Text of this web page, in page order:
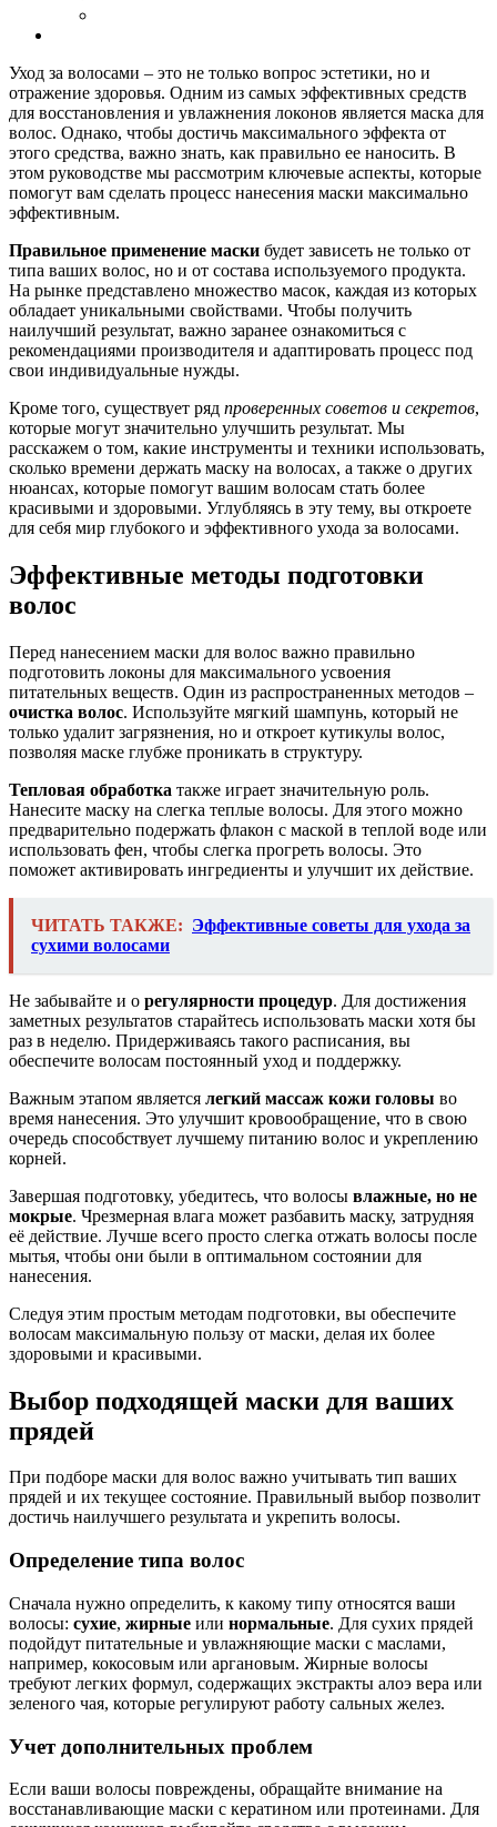
Уход за волосами – это не только вопрос эстетики, но и
отражение здоровья. Одним из самых эффективных средств
для восстановления и увлажнения локонов является маска для
волос. Однако, чтобы достичь максимального эффекта от
этого средства, важно знать, как правильно ее наносить. В
этом руководстве мы рассмотрим ключевые аспекты, которые
помогут вам сделать процесс нанесения маски максимально
эффективным.
Правильное применение маски будет зависеть не только от
типа ваших волос, но и от состава используемого продукта.
На рынке представлено множество масок, каждая из которых
обладает уникальными свойствами. Чтобы получить
наилучший результат, важно заранее ознакомиться с
рекомендациями производителя и адаптировать процесс под
свои индивидуальные нужды.
Кроме того, существует ряд проверенных советов и секретов,
которые могут значительно улучшить результат. Мы
расскажем о том, какие инструменты и техники использовать,
сколько времени держать маску на волосах, а также о других
нюансах, которые помогут вашим волосам стать более
красивыми и здоровыми. Углубляясь в эту тему, вы откроете
для себя мир глубокого и эффективного ухода за волосами.
Эффективные методы подготовки
волос
Перед нанесением маски для волос важно правильно
подготовить локоны для максимального усвоения
питательных веществ. Один из распространенных методов –
очистка волос. Используйте мягкий шампунь, который не
только удалит загрязнения, но и откроет кутикулы волос,
позволяя маске глубже проникать в структуру.
Тепловая обработка также играет значительную роль.
Нанесите маску на слегка теплые волосы. Для этого можно
предварительно подержать флакон с маской в теплой воде или
использовать фен, чтобы слегка прогреть волосы. Это
поможет активировать ингредиенты и улучшит их действие.
ЧИТАТЬ ТАКЖЕ: Эффективные советы для ухода за
сухими волосами
Не забывайте и о регулярности процедур. Для достижения
заметных результатов старайтесь использовать маски хотя бы
раз в неделю. Придерживаясь такого расписания, вы
обеспечите волосам постоянный уход и поддержку.
Важным этапом является легкий массаж кожи головы во
время нанесения. Это улучшит кровообращение, что в свою
очередь способствует лучшему питанию волос и укреплению
корней.
Завершая подготовку, убедитесь, что волосы влажные, но не
мокрые. Чрезмерная влага может разбавить маску, затрудняя
её действие. Лучше всего просто слегка отжать волосы после
мытья, чтобы они были в оптимальном состоянии для
нанесения.
Следуя этим простым методам подготовки, вы обеспечите
волосам максимальную пользу от маски, делая их более
здоровыми и красивыми.
Выбор подходящей маски для ваших
прядей
При подборе маски для волос важно учитывать тип ваших
прядей и их текущее состояние. Правильный выбор позволит
достичь наилучшего результата и укрепить волосы.
Определение типа волос
Сначала нужно определить, к какому типу относятся ваши
волосы: сухие, жирные или нормальные. Для сухих прядей
подойдут питательные и увлажняющие маски с маслами,
например, кокосовым или аргановым. Жирные волосы
требуют легких формул, содержащих экстракты алоэ вера или
зеленого чая, которые регулируют работу сальных желез.
Учет дополнительных проблем
Если ваши волосы повреждены, обращайте внимание на
восстанавливающие маски с кератином или протеинами. Для